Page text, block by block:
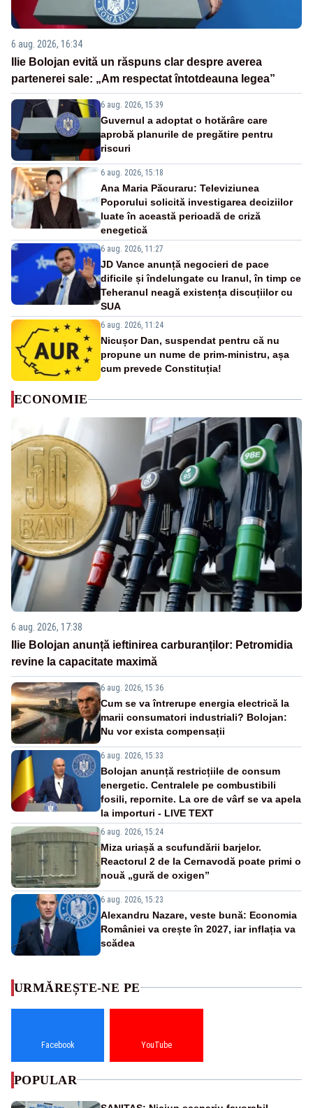
6 aug. 2026, 16:34
Ilie Bolojan evită un răspuns clar despre averea
partenerei sale: „Am respectat întotdeauna legea”
6 aug. 2026, 15:39
Guvernul a adoptat o hotărâre care
aprobă planurile de pregătire pentru
riscuri
6 aug. 2026, 15:18
Ana Maria Păcuraru: Televiziunea
Poporului solicită investigarea deciziilor
luate în această perioadă de criză
enegetică
6 aug. 2026, 11:27
JD Vance anunță negocieri de pace
dificile și îndelungate cu Iranul, în timp ce
Teheranul neagă existența discuțiilor cu
SUA
6 aug. 2026, 11:24
Nicușor Dan, suspendat pentru că nu
propune un nume de prim-ministru, așa
cum prevede Constituția!
ECONOMIE
6 aug. 2026, 17:38
Ilie Bolojan anunță ieftinirea carburanților: Petromidia
revine la capacitate maximă
6 aug. 2026, 15:36
Cum se va întrerupe energia electrică la
marii consumatori industriali? Bolojan:
Nu vor exista compensații
6 aug. 2026, 15:33
Bolojan anunță restricțiile de consum
energetic. Centralele pe combustibili
fosili, repornite. La ore de vârf se va apela
la importuri - LIVE TEXT
6 aug. 2026, 15:24
Miza uriașă a scufundării barjelor.
Reactorul 2 de la Cernavodă poate primi o
nouă „gură de oxigen”
6 aug. 2026, 15:23
Alexandru Nazare, veste bună: Economia
României va crește în 2027, iar inflația va
scădea
URMĂREȘTE-NE PE
Facebook YouTube
POPULAR